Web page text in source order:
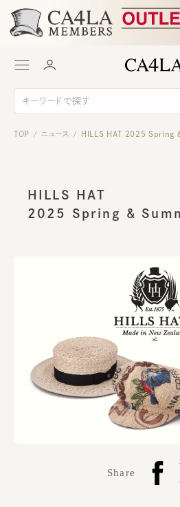
TOP / ニュース / HILLS HAT 2025 Spring
HILLS HAT
2025 Spring &
Share